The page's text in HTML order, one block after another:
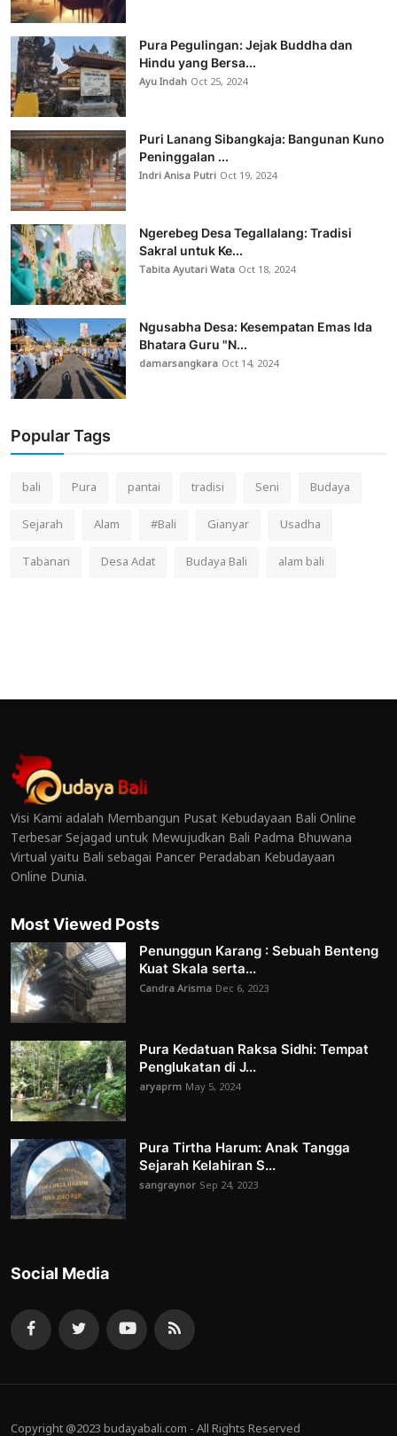
Pura Pegulingan: Jejak Buddha dan
Hindu yang Bersa...
Ayu Indah Oct 25, 2024
Puri Lanang Sibangkaja: Bangunan Kuno
Peninggalan ...
Indri Anisa Putri Oct 19, 2024
Ngerebeg Desa Tegallalang: Tradisi
Sakral untuk Ke...
Tabita Ayutari Wata Oct 18, 2024
Ngusabha Desa: Kesempatan Emas Ida
Bhatara Guru "N...
damarsangkara Oct 14, 2024
Popular Tags
bali Pura pantai tradisi Seni
Budaya
Sejarah
Alam #Bali Gianyar
Usadha
Tabanan
Desa Adat Budaya Bali alam bali
Visi Kami adalah Membangun Pusat Kebudayaan Bali Online
Terbesar Sejagad untuk Mewujudkan Bali Padma Bhuwana
Virtual yaitu Bali sebagai Pancer Peradaban Kebudayaan
Online Dunia.
Most Viewed Posts
Penunggun Karang : Sebuah Benteng
Kuat Skala serta...
Candra Arisma Dec 6, 2023
Pura Kedatuan Raksa Sidhi: Tempat
Penglukatan di J...
aryaprm May 5, 2024
Pura Tirtha Harum: Anak Tangga
Sejarah Kelahiran S...
sangraynor Sep 24, 2023
Social Media
Copyright @2023 budayabali.com - All Rights Reserved